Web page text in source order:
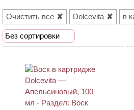
Очистить все Dolcevita в
Без сортировки